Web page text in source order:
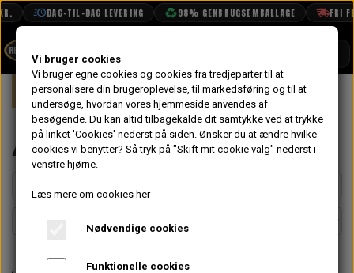
DAG-TIL-DAG LEVERING 98% GENBRUGSEMBALLAGE FRI
BOOK TID
PROJEKTER
TEKNISK DATA
VANDPOLERING
Forside Mini Eksteriør Anhænger Træk
Anhænger Træk
Vi bruger cookies
Vi bruger egne cookies og cookies fra tredjeparter til at
personalisere din brugeroplevelse, til markedsføring og til at
undersøge, hvordan vores hjemmeside anvendes af
besøgende. Du kan altid tilbagekalde dit samtykke ved at trykke
på linket 'Cookies' nederst på siden. Ønsker du at ændre hvilke
cookies vi benytter? Så tryk på "Skift mit cookie valg" nederst i
venstre hjørne.
Læs mere om cookies her
Nødvendige cookies
Funktionelle cookies